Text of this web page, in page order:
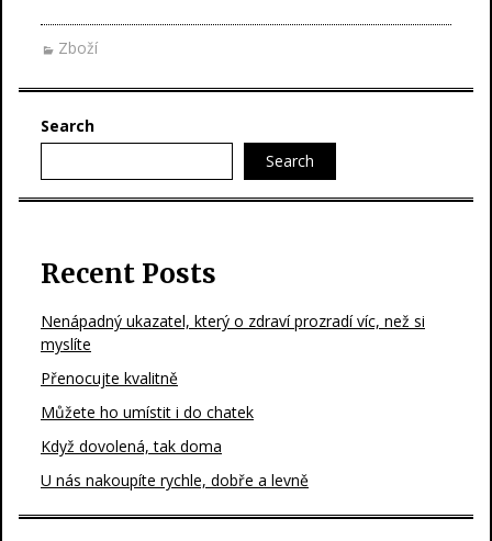
Zboží
Search
Search
Recent Posts
Nenápadný ukazatel, který o zdraví prozradí víc, než si
myslíte
Přenocujte kvalitně
Můžete ho umístit i do chatek
Když dovolená, tak doma
U nás nakoupíte rychle, dobře a levně